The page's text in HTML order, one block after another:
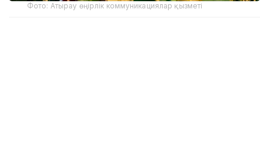
Фото: Атырау өңірлік коммуникациялар қызметі